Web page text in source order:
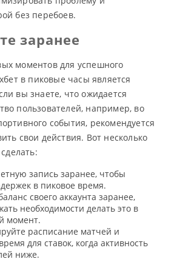
без перебоев.
заранее
моментов для успешного
в пиковые часы является
вы знаете, что ожидается
пользователей, например, во
события, рекомендуется
свои действия. Вот несколько
запись заранее, чтобы
в пиковое время.
своего аккаунта заранее,
необходимости делать это в
момент.
расписание матчей и
для ставок, когда активность
ниже.